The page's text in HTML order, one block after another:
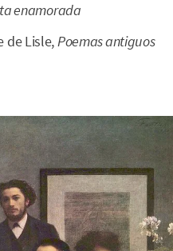
enamorada
de Lisle,Poemas antiguos